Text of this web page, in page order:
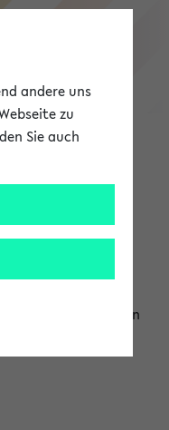
können Sie einen
andere uns
zu
Sie auch